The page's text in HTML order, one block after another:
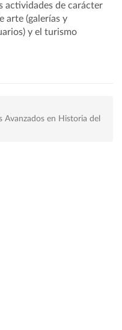
actividades de carácter
arte (galerías y
y el turismo
Avanzados en Historia del